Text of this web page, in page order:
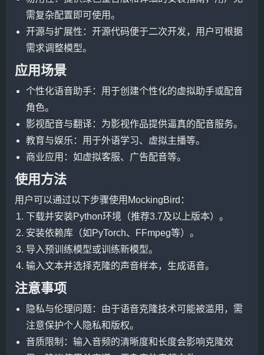
需复杂配置即可使用。
开源与扩展性：开源代码便于二次开发，用户可根据
需求调整模型。
应用场景
个性化语音助手：用于创建个性化的虚拟助手或配音
角色。
影视配音与翻译：为影视作品提供逼真的配音服务。
教育与娱乐：用于外语学习、虚拟主播等。
商业应用：如虚拟客服、广告配音等。
使用方法
用户可以通过以下步骤使用MockingBird：
下载并安装Python环境（推荐3.7及以上版本）。
安装依赖库（如PyTorch、FFmpeg等）。
导入预训练模型或训练新模型。
输入文本并选择克隆的声音样本，生成语音。
注意事项
隐私与伦理问题：由于语音克隆技术可能被滥用，需
注意保护个人隐私和版权。
音质限制：输入音频的清晰度和长度会影响克隆效